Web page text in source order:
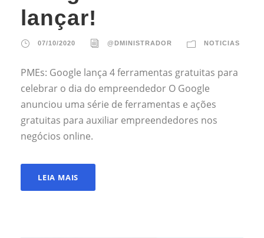
lançar!
07/10/2020 @DMINISTRADOR NOTICIAS
PMEs: Google lança 4 ferramentas gratuitas para
celebrar o dia do empreendedor O Google
anunciou uma série de ferramentas e ações
gratuitas para auxiliar empreendedores nos
negócios online.
LEIA MAIS